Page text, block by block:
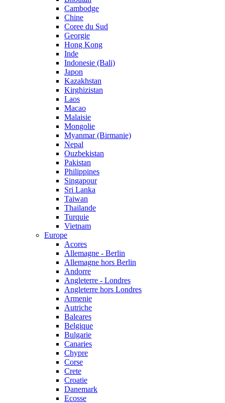
Cambodge
Chine
Coree du Sud
Georgie
Hong Kong
Inde
Indonesie (Bali)
Japon
Kazakhstan
Kirghizistan
Laos
Macao
Malaisie
Mongolie
Myanmar (Birmanie)
Nepal
Ouzbekistan
Pakistan
Philippines
Singapour
Sri Lanka
Taiwan
Thailande
Turquie
Vietnam
Europe
Acores
Allemagne - Berlin
Allemagne hors Berlin
Andorre
Angleterre - Londres
Angleterre hors Londres
Armenie
Autriche
Baleares
Belgique
Bulgarie
Canaries
Chypre
Corse
Crete
Croatie
Danemark
Ecosse